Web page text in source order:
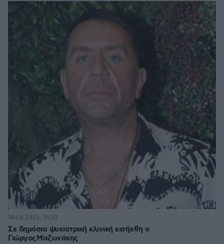
Σε δημόσια ψυχιατρική κλινική εισήχθη ο
Γιώργος Μαζωνάκης
14.08.2025, 16:32